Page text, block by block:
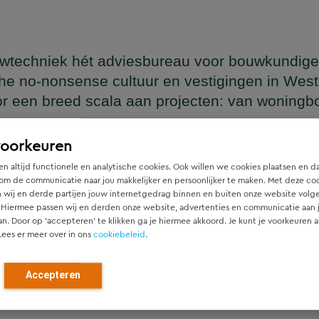
altijd functionele en analytische cookies. Ook willen we cookies plaatsen en
de communicatie naar jou makkelijker en persoonlijker te maken. Met deze
wij en derde partijen jouw internetgedrag binnen en buiten onze website
passen wij en derden onze website, advertenties en communicatie aan
Door op ‘accepteren’ te klikken ga je hiermee akkoord. Je kunt je voorkeuren
er meer over in onscookiebeleid.
Accepteren
hét adviesbureau voor bouwkundige
no-nonsense cultuur en vestigingen in
een breed scala aan projecten: van
die naadloos aansluit op het architectonische ontwerp,
en denken vanaf het eerste moment actief mee met alle
als constructeur zo vroeg mogelijk in de ontwerpfase
constructies — voor zowel nieuwbouw als